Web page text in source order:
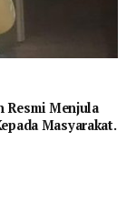
Resmi Menjula
Masyarakat.